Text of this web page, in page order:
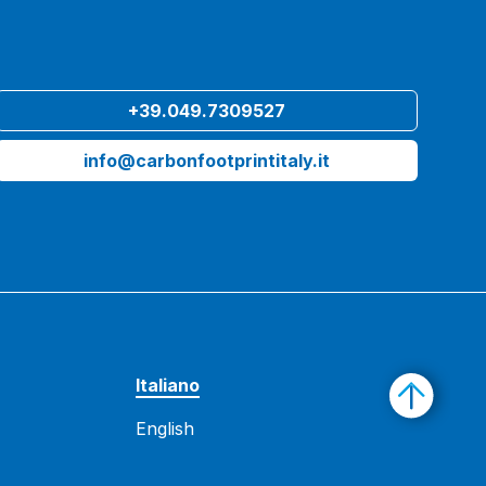
+39.049.7309527
info@carbonfootprintitaly.it
Italiano
English